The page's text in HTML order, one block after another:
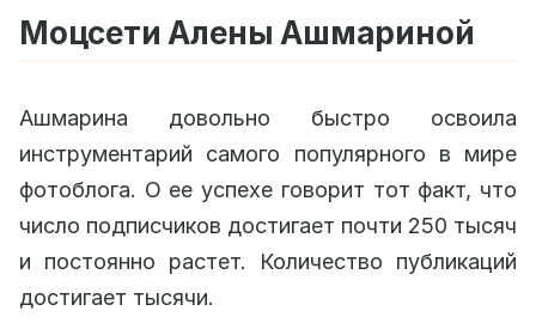
Моцсети Алены Ашмариной
Ашмарина довольно быстро освоила
инструментарий самого популярного в мире
фотоблога. О ее успехе говорит тот факт, что
число подписчиков достигает почти 250 тысяч
и постоянно растет. Количество публикаций
достигает тысячи.